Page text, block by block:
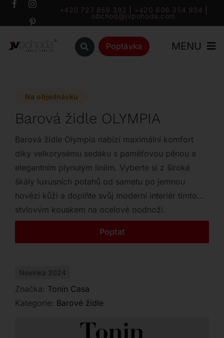
Přeskočit
+420 727 859 382 +420 606 354 934
obchod@jvpohoda.com
Poptávka MENU
Katalog
Značky
Outlet
Kontakt
Na objednávku
Barová židle OLYMPIA
Barová židle Olympia nabízí maximální komfort
díky velkorysému sedáku s paměťovou pěnou a
elegantním plynulým liniím. Vyberte si z široké
škály luxusních potahů od sametu po jemnou
hovězí kůži a doplňte svůj moderní interiér tímto
stylovým kouskem na ocelové podnoži.
Poptat
Novinka 2024
Značka: Tonin Casa
Kategorie: Barové židle